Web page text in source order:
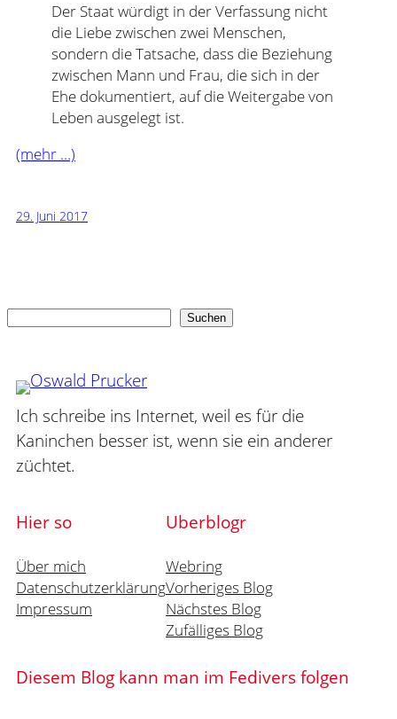
Der Staat würdigt in der Verfassung nicht
die Liebe zwischen zwei Menschen,
sondern die Tatsache, dass die Beziehung
zwischen Mann und Frau, die sich in der
Ehe dokumentiert, auf die Weitergabe von
Leben ausgelegt ist.
(mehr …)
29. Juni 2017
Suchen
Ich schreibe ins Internet, weil es für die
Kaninchen besser ist, wenn sie ein anderer
züchtet.
Hier so
Über mich
Datenschutzerklärung
Impressum
Uberblogr
Webring
Vorheriges Blog
Nächstes Blog
Zufälliges Blog
Diesem Blog kann man im Fedivers folgen